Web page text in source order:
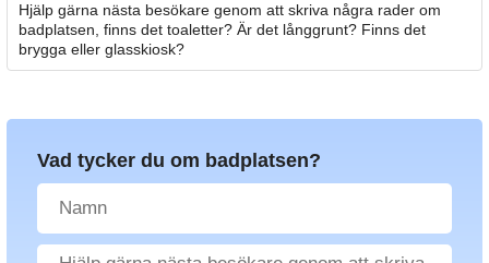
Hjälp gärna nästa besökare genom att skriva några rader om
badplatsen, finns det toaletter? Är det långgrunt? Finns det
brygga eller glasskiosk?
Vad tycker du om badplatsen?